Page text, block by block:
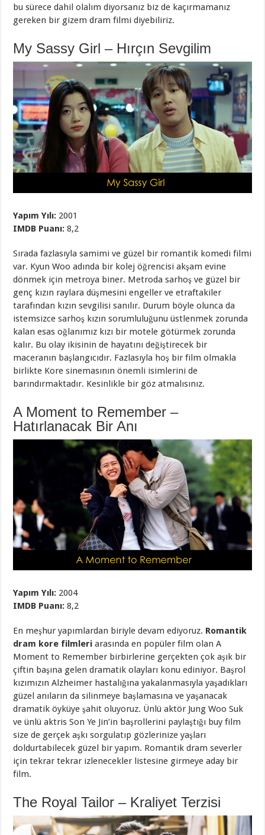
bu sürece dahil olalım diyorsanız biz de kaçırmamanız
gereken bir gizem dram filmi diyebiliriz.
My Sassy Girl – Hırçın Sevgilim
Yapım Yılı: 2001
IMDB Puanı: 8,2
Sırada fazlasıyla samimi ve güzel bir romantik komedi filmi
var. Kyun Woo adında bir kolej öğrencisi akşam evine
dönmek için metroya biner. Metroda sarhoş ve güzel bir
genç kızın raylara düşmesini engeller ve etraftakiler
tarafından kızın sevgilisi sanılır. Durum böyle olunca da
istemsizce sarhoş kızın sorumluluğunu üstlenmek zorunda
kalan esas oğlanımız kızı bir motele götürmek zorunda
kalır. Bu olay ikisinin de hayatını değiştirecek bir
maceranın başlangıcıdır. Fazlasıyla hoş bir film olmakla
birlikte Kore sinemasının önemli isimlerini de
barındırmaktadır. Kesinlikle bir göz atmalısınız.
A Moment to Remember –
Hatırlanacak Bir Anı
Yapım Yılı: 2004
IMDB Puanı: 8,2
En meşhur yapımlardan biriyle devam ediyoruz. Romantik
dram kore filmleri arasında en popüler film olan A
Moment to Remember birbirlerine gerçekten çok aşık bir
çiftin başına gelen dramatik olayları konu ediniyor. Başrol
kızımızın Alzheimer hastalığına yakalanmasıyla yaşadıkları
güzel anıların da silinmeye başlamasına ve yaşanacak
dramatik öyküye şahit oluyoruz. Ünlü aktör Jung Woo Suk
ve ünlü aktris Son Ye Jin’in başrollerini paylaştığı buy film
size de gerçek aşkı sorgulatıp gözlerinize yaşları
doldurtabilecek güzel bir yapım. Romantik dram severler
için tekrar tekrar izlenecekler listesine girmeye aday bir
film.
The Royal Tailor – Kraliyet Terzisi